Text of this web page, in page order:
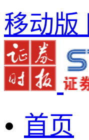
移动版
首页